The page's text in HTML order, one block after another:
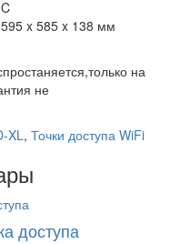
x 585 x 138 мм
на
не
XL, Точки доступа WiFi
доступа